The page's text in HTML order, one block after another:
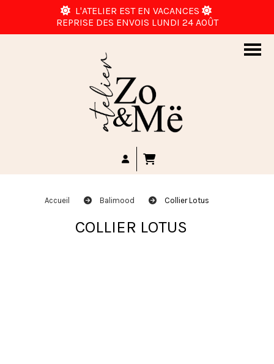
L'ATELIER EST EN VACANCES 
REPRISE DES ENVOIS LUNDI 24 AOÛT
Accueil Balimood Collier Lotus
COLLIER LOTUS